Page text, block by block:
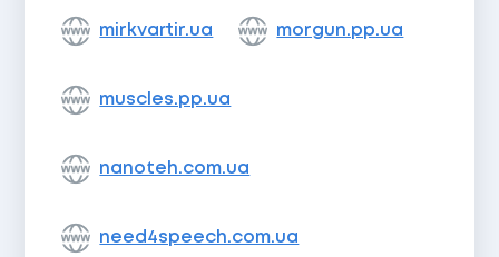
mirkvartir.ua morgun.pp.ua
muscles.pp.ua
nanoteh.com.ua
need4speech.com.ua